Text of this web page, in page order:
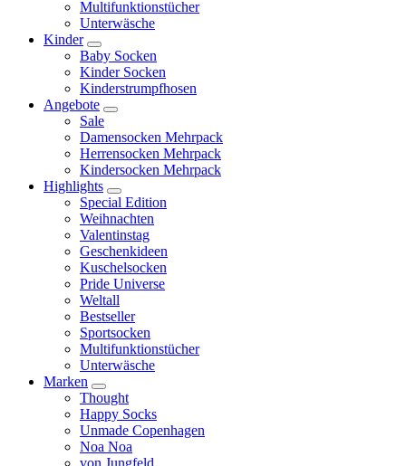
Multifunktionstücher
Unterwäsche
Kinder
Baby Socken
Kinder Socken
Kinderstrumpfhosen
Angebote
Sale
Damensocken Mehrpack
Herrensocken Mehrpack
Kindersocken Mehrpack
Highlights
Special Edition
Weihnachten
Valentinstag
Geschenkideen
Kuschelsocken
Pride Universe
Weltall
Bestseller
Sportsocken
Multifunktionstücher
Unterwäsche
Marken
Thought
Happy Socks
Unmade Copenhagen
Noa Noa
von Jungfeld